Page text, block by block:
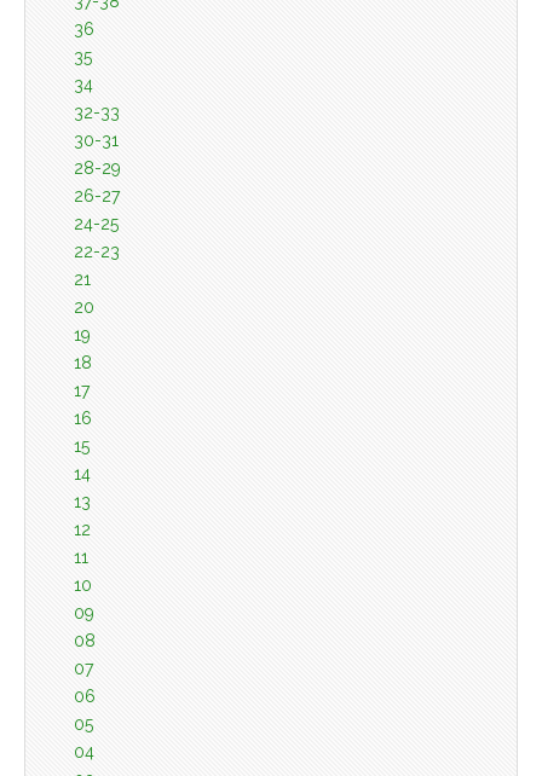
36
35
34
32-33
30-31
28-29
26-27
24-25
22-23
21
20
19
18
17
16
15
14
13
12
11
10
09
08
07
06
05
04